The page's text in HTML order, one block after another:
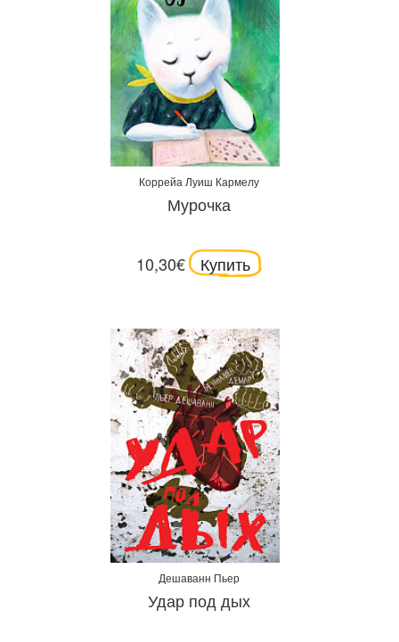
Коррейа Луиш Кармелу
Мурочка
10,30€ Купить
Дешаванн Пьер
Удар под дых